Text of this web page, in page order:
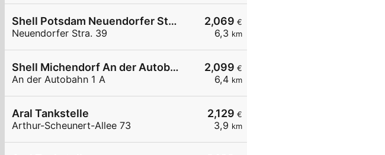
2,069 €
6,3 km
Shell Potsdam Neuendorfer Stra. 39
Neuendorfer Stra. 39
2,099 €
6,4 km
Shell Michendorf An der Autobahn 1 A
An der Autobahn 1 A
2,129 €
3,9 km
Aral Tankstelle
Arthur-Scheunert-Allee 73